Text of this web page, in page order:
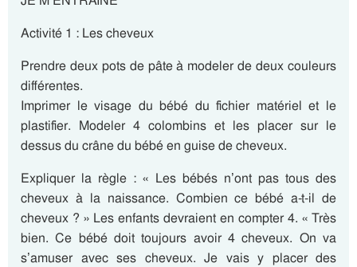
Activité 1 : Les cheveux
Prendre deux pots de pâte à modeler de deux couleurs
différentes.
Imprimer le visage du bébé du fichier matériel et le
plastifier. Modeler 4 colombins et les placer sur le
dessus du crâne du bébé en guise de cheveux.
Expliquer la règle : « Les bébés n’ont pas tous des
cheveux à la naissance. Combien ce bébé a-t-il de
cheveux ? » Les enfants devraient en compter 4. « Très
bien. Ce bébé doit toujours avoir 4 cheveux. On va
s’amuser avec ses cheveux. Je vais y placer des